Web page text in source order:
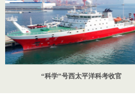
“科学”号西太平洋科考收官